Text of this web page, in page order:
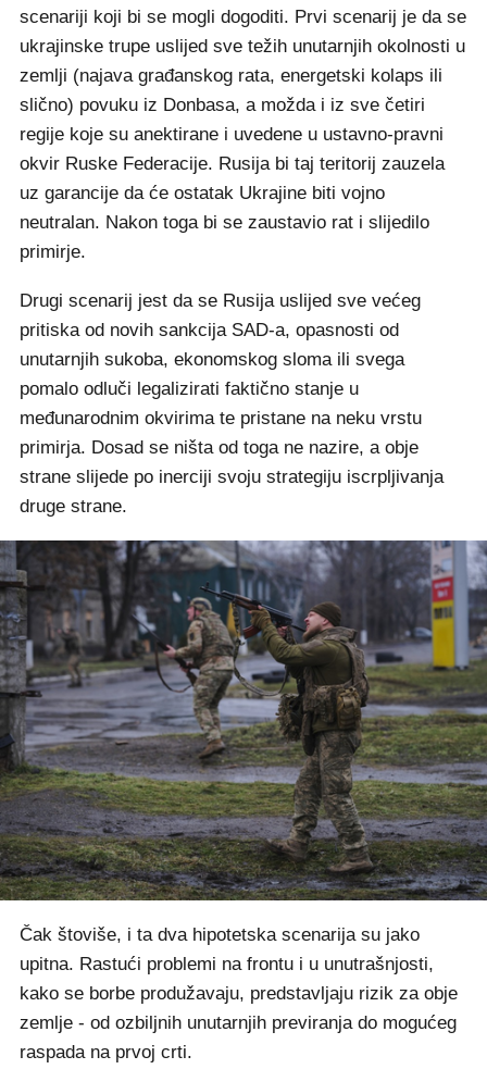
scenariji koji bi se mogli dogoditi. Prvi scenarij je da se
ukrajinske trupe uslijed sve težih unutarnjih okolnosti u
zemlji (najava građanskog rata, energetski kolaps ili
slično) povuku iz Donbasa, a možda i iz sve četiri
regije koje su anektirane i uvedene u ustavno-pravni
okvir Ruske Federacije. Rusija bi taj teritorij zauzela
uz garancije da će ostatak Ukrajine biti vojno
neutralan. Nakon toga bi se zaustavio rat i slijedilo
primirje.
Drugi scenarij jest da se Rusija uslijed sve većeg
pritiska od novih sankcija SAD-a, opasnosti od
unutarnjih sukoba, ekonomskog sloma ili svega
pomalo odluči legalizirati faktično stanje u
međunarodnim okvirima te pristane na neku vrstu
primirja. Dosad se ništa od toga ne nazire, a obje
strane slijede po inerciji svoju strategiju iscrpljivanja
druge strane.
Čak štoviše, i ta dva hipotetska scenarija su jako
upitna. Rastući problemi na frontu i u unutrašnjosti,
kako se borbe produžavaju, predstavljaju rizik za obje
zemlje - od ozbiljnih unutarnjih previranja do mogućeg
raspada na prvoj crti.